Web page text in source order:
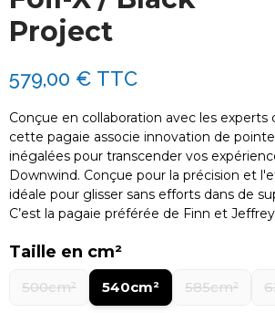
Project
579,00 € TTC
Conçue en collaboration avec les experts
cette pagaie associe innovation de
inégalées pour transcender vos
Downwind. Conçue pour la précision et
idéale pour glisser sans efforts dans de
C’est la pagaie préférée de Finn et
Taille en cm²
500cm² 540cm² 585cm²
Tu peux aussi jeter un œil à toute
de
Foils Wing
pour des conseils personnalisés !
Pour un wishbone windsurf en
recherchez légèreté et rigidité
vos performances.
Voici notre meilleure
* [ID:10050944] Ga-Boom wish
carbone, avec arrière élargi et
idéal pour la race, et actuellement à
N'oubliez pas de jeter un œil à nos